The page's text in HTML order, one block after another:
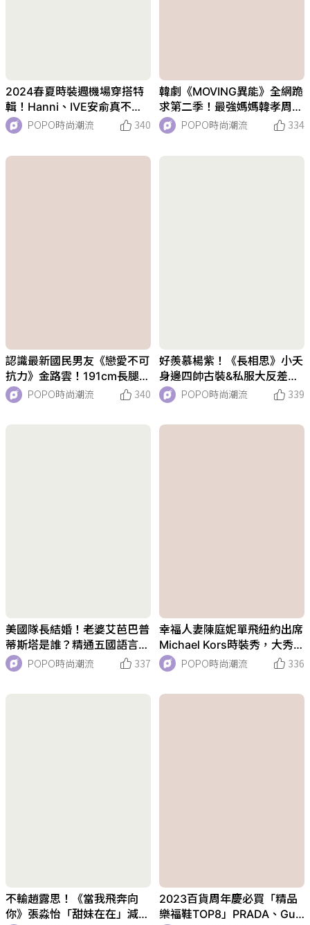
2024春夏時裝週機場穿搭特
輯！Hanni、IVE安俞真不科
學美腿，全智賢41歲驚人凍
齡！
POPO時尚潮流 340
韓劇《MOVING異能》全網跪
求第二季！最強媽媽韓孝周
「本人原來這麼美」逆齡瘦身
秘訣曝！
POPO時尚潮流 334
認識最新國民男友《戀愛不可
抗力》金路雲！191cm長腿私
服超迷人，還客串韓版想見你
POPO時尚潮流 340
好羨慕楊紫！《長相思》小夭
身邊四帥古裝&私服大反差！
「相柳」檀健次、「塗山璟」
鄧為帥到秒圈粉！
POPO時尚潮流 339
美國隊長結婚！老婆艾芭巴普
蒂斯塔是誰？精通五國語言，
天使臉蛋芭比身材，本人竟不
到160公分？！
POPO時尚潮流 337
幸福人妻陳庭妮單飛紐約出席
Michael Kors時裝秀，大秀逆
天長腿、川字肌！
POPO時尚潮流 336
不輸趙露思！《當我飛奔向
你》張淼怡「甜妹在在」減齡
2023百貨周年慶必買「精品
樂福鞋TOP8」PRADA、Guc